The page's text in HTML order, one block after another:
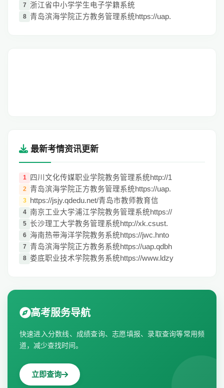
7 浙江省中小学学生电子学籍系统
8 青岛滨海学院正方教务管理系统https://uap.
最新考情资讯更新
1 四川文化传媒职业学院教务管理系统http://1
2 青岛滨海学院正方教务管理系统https://uap.
3 https://jsjy.qdedu.net/青岛市教师教育信
4 南京工业大学浦江学院教务管理系统https://
5 长沙理工大学教务管理系统http://xk.csust.
6 海南热带海洋学院教务系统https://jwc.hnto
7 青岛滨海学院正方教务系统https://uap.qdbh
8 娄底职业技术学院教务系统https://www.ldzy
高考服务导航
快速进入分数线、成绩查询、志愿填报、录取查询等常用频
道，减少查找时间。
立即查询